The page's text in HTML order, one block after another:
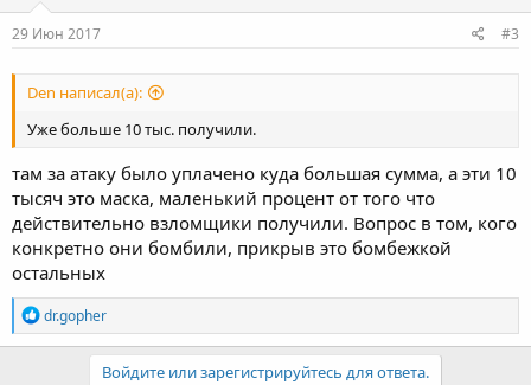
29 Июн 2017 #3
Den написал(а):
Уже больше 10 тыс. получили.
там за атаку было уплачено куда большая сумма, а эти 10
тысяч это маска, маленький процент от того что
действительно взломщики получили. Вопрос в том, кого
конкретно они бомбили, прикрыв это бомбежкой
остальных
Р
е
а
dr.gopher
Войдите или зарегистрируйтесь для ответа.